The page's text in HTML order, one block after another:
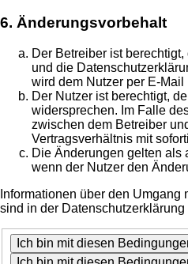
6. Änderungsvorbehalt
Der Betreiber ist
und die
wird dem Nutzer per E-Mail
Der Nutzer ist berechtigt,
widersprechen. Im Falle
zwischen dem Betreiber
Vertragsverhältnis mit
Die Änderungen gelten als
wenn der Nutzer den
Informationen über den
sind in der Datenschutzerklärung